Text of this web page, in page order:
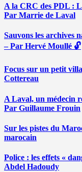
A la CRC des PDL :
Par Marrie de Laval
Sauvons les archives
– Par Hervé Moullé 🔓
Focus sur un petit
Cottereau
A Laval, un médecin
Par Guillaume Frouin
Sur les pistes du
marocain
Police : les effets «
Abdel Hadoudy